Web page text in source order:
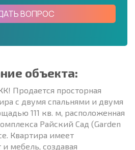
ВОПРОС
объекта:
Продается просторная
с двумя спальнями и двумя
111 кв. м, расположенная
Райский Сад (Garden
Квартира имеет
мебель, создавая